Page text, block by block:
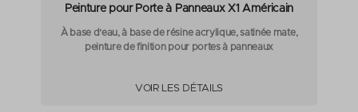
Peinture pour Porte à Panneaux X1 Américain
À base d’eau, à base de résine acrylique, satinée mate,
peinture de finition pour portes à panneaux
VOIR LES DÉTAILS